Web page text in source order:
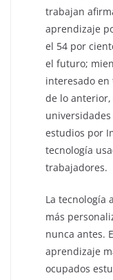
trabajan
aprendizaje
el 54 por
el futuro;
interesado
de lo anterior,
estudios por
tecnología
trabajadores.
La tecnología
más
nunca antes.
aprendizaje
ocupados